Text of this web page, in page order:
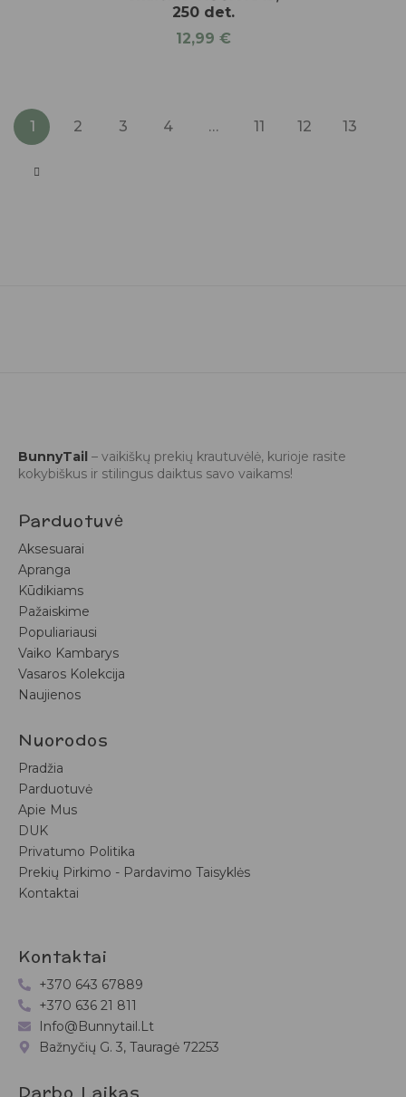
250 det.
12,99 €
1 2 3 4 … 11 12 13
BunnyTail – vaikiškų prekių krautuvėlė, kurioje rasite
kokybiškus ir stilingus daiktus savo vaikams!
Parduotuvė
Aksesuarai
Apranga
Kūdikiams
Pažaiskime
Populiariausi
Vaiko Kambarys
Vasaros Kolekcija
Naujienos
Nuorodos
Pradžia
Parduotuvė
Apie Mus
DUK
Privatumo Politika
Prekių Pirkimo - Pardavimo Taisyklės
Kontaktai
Kontaktai
+370 643 67889
+370 636 21 811
Info@bunnytail.lt
Bažnyčių G. 3, Tauragė 72253